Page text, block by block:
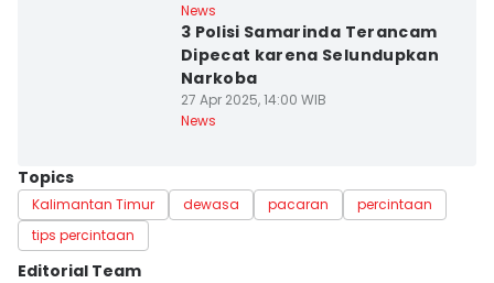
News
3 Polisi Samarinda Terancam
Dipecat karena Selundupkan
Narkoba
27 Apr 2025, 14:00 WIB
News
Topics
Kalimantan Timur dewasa pacaran
percintaan
tips percintaan
Editorial Team